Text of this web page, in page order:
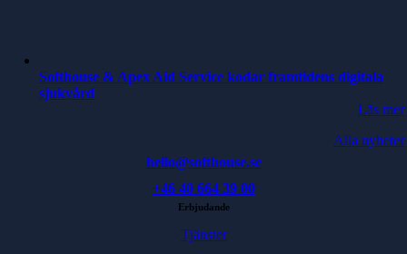
Softhouse & Apex Aid Service kodar framtidens digitala
sjukvård
Läs mer
Alla nyheter
hello@softhouse.se
+46 40 664 39 00
Erbjudande
Tjänster